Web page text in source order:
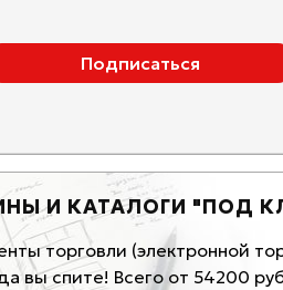
И КАТАЛОГИ "ПОД
торговли (электронной
вы спите! Всего от 54200